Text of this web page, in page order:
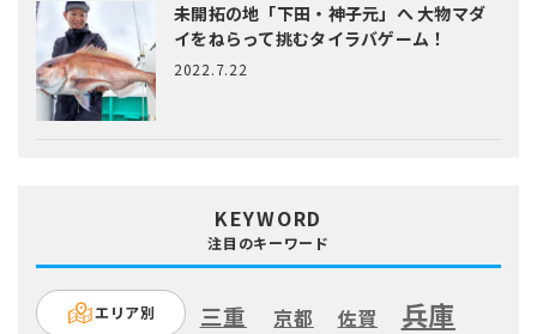
未開拓の地「下田・神子元」へ大物マダ
イをねらって挑むタイラバゲーム！
2022.7.22
KEYWORD
注目のキーワード
エリア別 三重 京都 佐賀 兵庫